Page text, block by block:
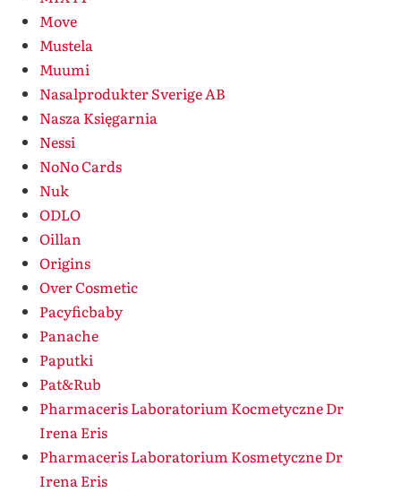
Move
Mustela
Muumi
Nasalprodukter Sverige AB
Nasza Księgarnia
Nessi
NoNo Cards
Nuk
ODLO
Oillan
Origins
Over Cosmetic
Pacyficbaby
Panache
Paputki
Pat&Rub
Pharmaceris Laboratorium Kocmetyczne Dr
Irena Eris
Pharmaceris Laboratorium Kosmetyczne Dr
Irena Eris